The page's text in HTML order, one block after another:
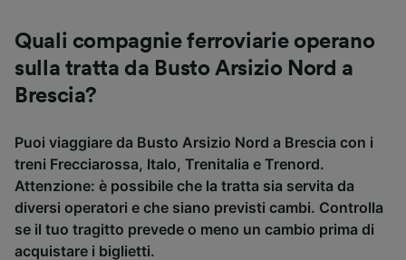
Quali compagnie ferroviarie operano
sulla tratta da Busto Arsizio Nord a
Brescia?
Puoi viaggiare da Busto Arsizio Nord a Brescia con i
treni Frecciarossa, Italo, Trenitalia e Trenord.
Attenzione: è possibile che la tratta sia servita da
diversi operatori e che siano previsti cambi. Controlla
se il tuo tragitto prevede o meno un cambio prima di
acquistare i biglietti.